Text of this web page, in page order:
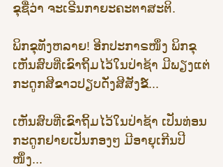
ຂຸຊື່ວ່າ ຈະເຣີນກາຍະຄະຕາສະຕິ.
ພິກຂຸທັງຫລາຍ! ອີກປະກາຣໜຶ່ງ ພິກຂຸ
ເຫັນສົບທີ່ເຂົາຖິ້ມໄວ້ໃນປ່າຊ້າ ມີພຽງແຕ່
ກະດູກສີຂາວປຽບດັ່ງສີສັງຂ໌...
ເຫັນສົບທີ່ເຂົາຖິ້ມໄວ້ໃນປ່າຊ້າ ເປັນທ່ອນ
ກະດູກຢາຍເປັນກອງໆ ມີອາຍຸເກີນປີ
ໜຶ່ງ...